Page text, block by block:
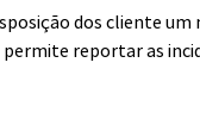
dos cliente
permite reportar as